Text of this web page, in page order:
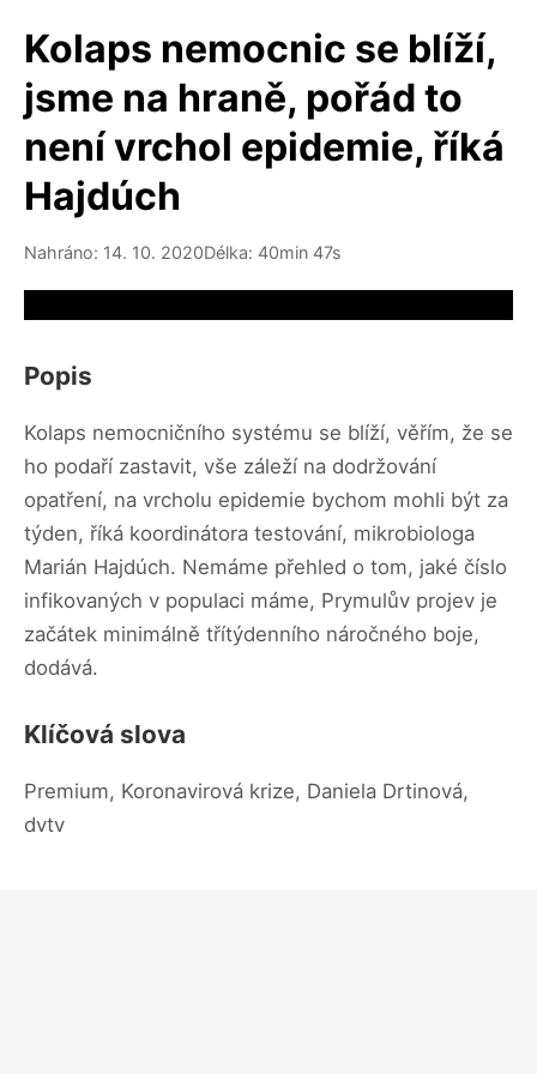
Kolaps nemocnic se blíží,
jsme na hraně, pořád to
není vrchol epidemie, říká
Hajdúch
Nahráno: 14. 10. 2020Délka: 40min 47s
Popis
Kolaps nemocničního systému se blíží, věřím, že se
ho podaří zastavit, vše záleží na dodržování
opatření, na vrcholu epidemie bychom mohli být za
týden, říká koordinátora testování, mikrobiologa
Marián Hajdúch. Nemáme přehled o tom, jaké číslo
infikovaných v populaci máme, Prymulův projev je
začátek minimálně třítýdenního náročného boje,
dodává.
Klíčová slova
Premium, Koronavirová krize, Daniela Drtinová,
dvtv